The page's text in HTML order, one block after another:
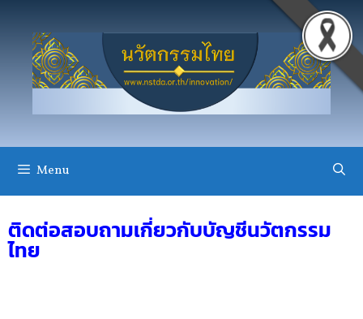
Menu
ติดต่อสอบถามเกี่ยวกับบัญชีนวัตกรรม
ไทย